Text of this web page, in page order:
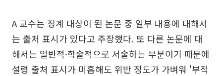
A 교수는 징계 대상이 된 논문 중 일부 내용에 대해서
는 출처 표시가 있다고 주장했다. 또 다른 논문에 대
해서는 일반적·학술적으로 서술하는 부분이기 때문에
설령 출처 표시가 미흡해도 위반 정도가 가벼워 '부적